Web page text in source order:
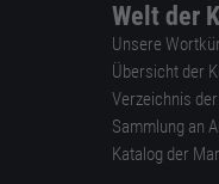
Welt der
Unsere
Übersicht der
Verzeichnis
Sammlung an
Katalog der